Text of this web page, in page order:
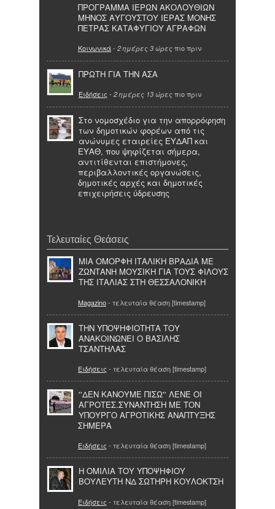
ΠΡΟΓΡΑΜΜΑ ΙΕΡΩΝ ΑΚΟΛΟΥΘΙΩΝ
ΜΗΝΟΣ ΑΥΓΟΥΣΤΟΥ ΙΕΡΑΣ ΜΟΝΗΣ
ΠΕΤΡΑΣ ΚΑΤΑΦΥΓΙΟΥ ΑΓΡΑΦΩΝ
Κοινωνικά- 2 ημέρες 3 ώρες πιο πριν
ΠΡΩΤΗ ΓΙΑ ΤΗΝ ΑΣΑ
Ειδήσεις - 2 ημέρες 13 ώρες πιο πριν
Στο νομοσχέδιο για την απορρόφηση
των δημοτικών φορέων από τις
ανώνυμες εταιρείες ΕΥΔΑΠ και
ΕΥΑΘ, που ψηφίζεται σήμερα,
αντιτίθενται επιστήμονες,
περιβαλλοντικές οργανώσεις,
δημοτικές αρχές και δημοτικές
επιχειρήσεις ύδρευσης
Τελευταίες Θεάσεις
ΜΙΑ ΟΜΟΡΦΗ ΙΤΑΛΙΚΗ ΒΡΑΔΙΑ ΜΕ
ΖΩΝΤΑΝΗ ΜΟΥΣΙΚΗ ΓΙΑ ΤΟΥΣ ΦΙΛΟΥΣ
ΤΗΣ ΙΤΑΛΙΑΣ ΣΤΗ ΘΕΣΣΑΛΟΝΙΚΗ
Magazino- τελευταία θέαση [timestamp]
ΤΗΝ ΥΠΟΨΗΦΙΟΤΗΤΑ ΤΟΥ
ΑΝΑΚΟΙΝΩΝΕΙ Ο ΒΑΣΙΛΗΣ
ΤΣΑΝΤΗΛΑΣ
Ειδήσεις - τελευταία θέαση [timestamp]
''ΔΕΝ ΚΑΝΟΥΜΕ ΠΙΣΩ'' ΛΕΝΕ ΟΙ
ΑΓΡΟΤΕΣ.ΣΥΝΑΝΤΗΣΗ ΜΕ ΤΟΝ
ΥΠΟΥΡΓΟ ΑΓΡΟΤΙΚΗΣ ΑΝΑΠΤΥΞΗΣ
ΣΗΜΕΡΑ
Ειδήσεις - τελευταία θέαση [timestamp]
Η ΟΜΙΛΙΑ ΤΟΥ ΥΠΟΨΗΦΙΟΥ
ΒΟΥΛΕΥΤΗ ΝΔ ΣΩΤΗΡΗ ΚΟΥΛΟΚΤΣΗ
Ειδήσεις - τελευταία θέαση [timestamp]